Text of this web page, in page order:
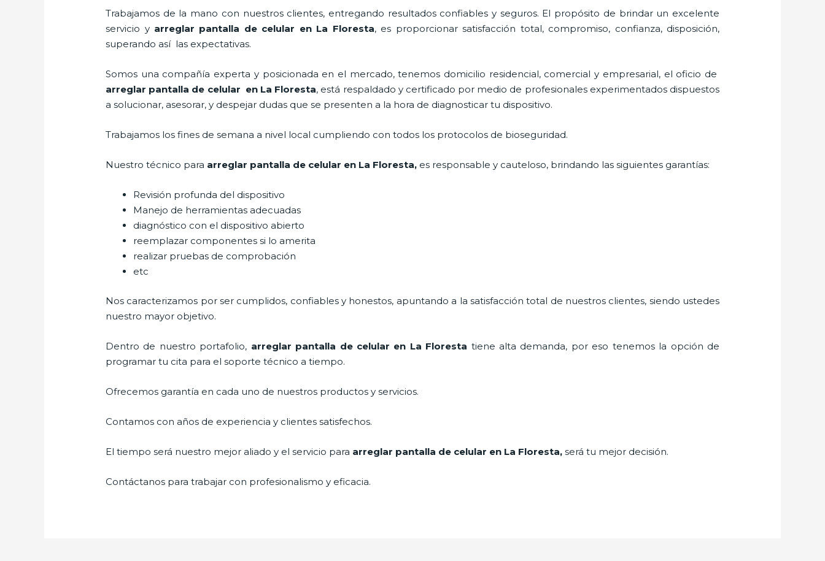
Trabajamos de la mano con nuestros clientes, entregando resultados confiables y seguros. El propósito de brindar un excelente
servicio y arreglar pantalla de celular en La Floresta, es proporcionar satisfacción total, compromiso, confianza, disposición,
superando así las expectativas.
Somos una compañía experta y posicionada en el mercado, tenemos domicilio residencial, comercial y empresarial, el oficio de
arreglar pantalla de celular en La Floresta, está respaldado y certificado por medio de profesionales experimentados dispuestos
a solucionar, asesorar, y despejar dudas que se presenten a la hora de diagnosticar tu dispositivo.
Trabajamos los fines de semana a nivel local cumpliendo con todos los protocolos de bioseguridad.
Nuestro técnico para arreglar pantalla de celular en La Floresta, es responsable y cauteloso, brindando las siguientes garantías:
Revisión profunda del dispositivo
Manejo de herramientas adecuadas
diagnóstico con el dispositivo abierto
reemplazar componentes si lo amerita
realizar pruebas de comprobación
etc
Nos caracterizamos por ser cumplidos, confiables y honestos, apuntando a la satisfacción total de nuestros clientes, siendo ustedes
nuestro mayor objetivo.
Dentro de nuestro portafolio, arreglar pantalla de celular en La Floresta tiene alta demanda, por eso tenemos la opción de
programar tu cita para el soporte técnico a tiempo.
Ofrecemos garantía en cada uno de nuestros productos y servicios.
Contamos con años de experiencia y clientes satisfechos.
El tiempo será nuestro mejor aliado y el servicio para arreglar pantalla de celular en La Floresta,será tu mejor decisión.
Contáctanos para trabajar con profesionalismo y eficacia.